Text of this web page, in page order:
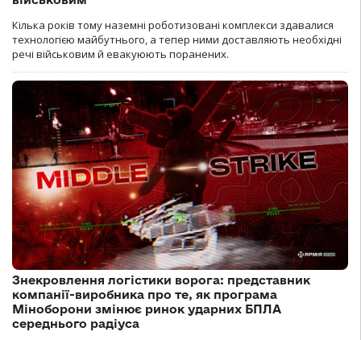
Кілька років тому наземні роботизовані комплекси здавалися
технологією майбутнього, а тепер ними доставляють необхідні
речі військовим й евакуюють поранених.
Знекровлення логістики ворога: представник
компанії-виробника про те, як програма
Міноборони змінює ринок ударних БПЛА
середнього радіуса